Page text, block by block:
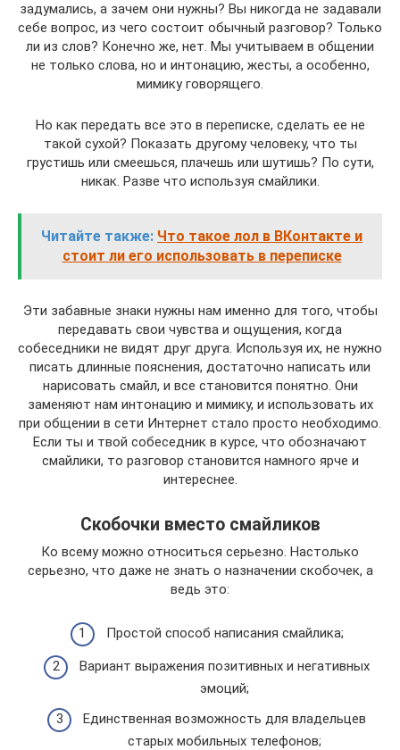
задумались, а зачем они нужны? Вы никогда не задавали
себе вопрос, из чего состоит обычный разговор? Только
ли из слов? Конечно же, нет. Мы учитываем в общении
не только слова, но и интонацию, жесты, а особенно,
мимику говорящего.
Но как передать все это в переписке, сделать ее не
такой сухой? Показать другому человеку, что ты
грустишь или смеешься, плачешь или шутишь? По сути,
никак. Разве что используя смайлики.
Читайте также: Что такое лол в ВКонтакте и
стоит ли его использовать в переписке
Эти забавные знаки нужны нам именно для того, чтобы
передавать свои чувства и ощущения, когда
собеседники не видят друг друга. Используя их, не нужно
писать длинные пояснения, достаточно написать или
нарисовать смайл, и все становится понятно. Они
заменяют нам интонацию и мимику, и использовать их
при общении в сети Интернет стало просто необходимо.
Если ты и твой собеседник в курсе, что обозначают
смайлики, то разговор становится намного ярче и
интереснее.
Скобочки вместо смайликов
Ко всему можно относиться серьезно. Настолько
серьезно, что даже не знать о назначении скобочек, а
ведь это:
Простой способ написания смайлика;
Вариант выражения позитивных и негативных
эмоций;
Единственная возможность для владельцев
старых мобильных телефонов;